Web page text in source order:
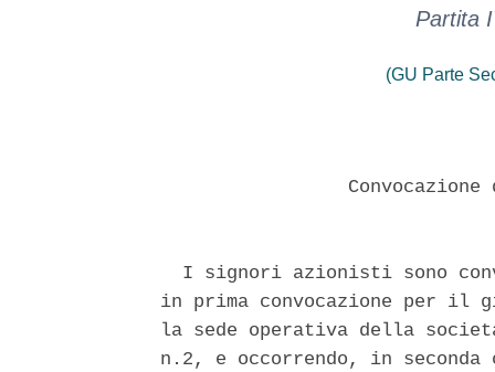
Partita
(GU Parte
I signori azionisti sono
in prima convocazione per il
la sede operativa della
n.2, e occorrendo, in